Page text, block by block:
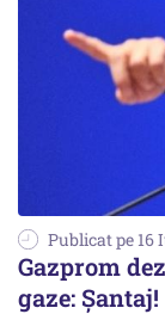
Publicat pe 16
Gazprom
gaze: Șantaj!